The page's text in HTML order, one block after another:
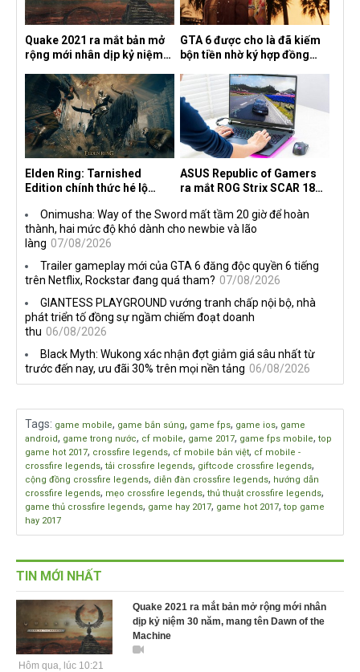
Quake 2021 ra mắt bản mở
rộng mới nhân dịp kỷ niệm
the Machine
GTA 6 được cho là đã kiếm
bộn tiền nhờ ký hợp đồng
Elden Ring: Tarnished
Edition chính thức hé lộ
ASUS Republic of Gamers
ra mắt ROG Strix SCAR 18
Onimusha: Way of the Sword mất tầm 20 giờ để hoàn
thành, hai mức độ khó dành cho newbie và lão
làng 07/08/2026
Trailer gameplay mới của GTA 6 đăng độc quyền 6 tiếng
trên Netflix, Rockstar đang quá tham? 07/08/2026
GIANTESS PLAYGROUND vướng tranh chấp nội bộ, nhà
phát triển tố đồng sự ngầm chiếm đoạt doanh
thu 06/08/2026
Black Myth: Wukong xác nhận đợt giảm giá sâu nhất từ
trước đến nay, ưu đãi 30% trên mọi nền tảng 06/08/2026
Tags: game mobile, game bắn súng, game fps, game ios, game
android, game trong nước, cf mobile, game 2017, game fps mobile, top
game hot 2017, crossfire legends, cf mobile bản việt, cf mobile -
crossfire legends, tải crossfire legends, giftcode crossfire legends,
cộng đồng crossfire legends, diễn đàn crossfire legends, hướng dẫn
crossfire legends, mẹo crossfire legends, thủ thuật crossfire legends,
game thủ crossfire legends, game hay 2017, game hot 2017, top game
hay 2017
TIN MỚI NHẤT
Quake 2021 ra mắt bản mở rộng mới nhân
dịp kỷ niệm 30 năm, mang tên Dawn of the
Machine
Hôm qua, lúc 10:21